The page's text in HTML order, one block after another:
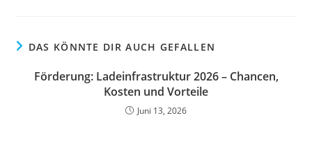
DAS KÖNNTE DIR AUCH GEFALLEN
Förderung: Ladeinfrastruktur 2026 – Chancen,
Kosten und Vorteile
Juni 13, 2026